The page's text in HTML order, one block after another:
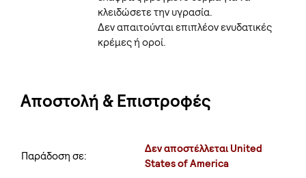
κλειδώσετε την υγρασία.
Δεν απαιτούνται επιπλέον ενυδατικές
κρέμες ή οροί.
Αποστολή & Επιστροφές
Παράδοση σε:
Δεν αποστέλλεται United
States of America